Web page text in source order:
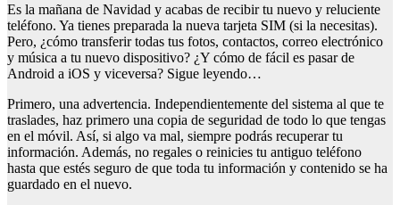
Es la mañana de Navidad y acabas de recibir tu nuevo y reluciente
teléfono. Ya tienes preparada la nueva tarjeta SIM (si la necesitas).
Pero, ¿cómo transferir todas tus fotos, contactos, correo electrónico
y música a tu nuevo dispositivo? ¿Y cómo de fácil es pasar de
Android a iOS y viceversa? Sigue leyendo…
Primero, una advertencia. Independientemente del sistema al que te
traslades, haz primero una copia de seguridad de todo lo que tengas
en el móvil. Así, si algo va mal, siempre podrás recuperar tu
información. Además, no regales o reinicies tu antiguo teléfono
hasta que estés seguro de que toda tu información y contenido se ha
guardado en el nuevo.